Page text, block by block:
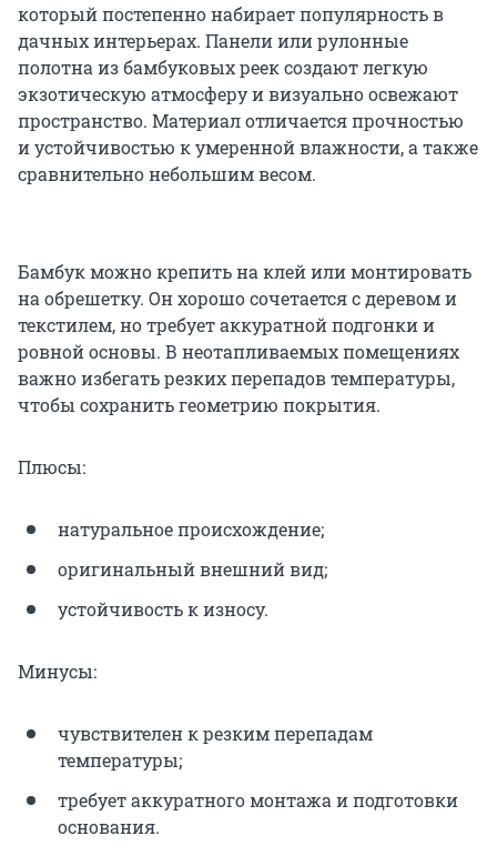
который постепенно набирает популярность в
дачных интерьерах. Панели или рулонные
полотна из бамбуковых реек создают легкую
экзотическую атмосферу и визуально освежают
пространство. Материал отличается прочностью
и устойчивостью к умеренной влажности, а также
сравнительно небольшим весом.
Бамбук можно крепить на клей или монтировать
на обрешетку. Он хорошо сочетается с деревом и
текстилем, но требует аккуратной подгонки и
ровной основы. В неотапливаемых помещениях
важно избегать резких перепадов температуры,
чтобы сохранить геометрию покрытия.
Плюсы:
натуральное происхождение;
оригинальный внешний вид;
устойчивость к износу.
Минусы:
чувствителен к резким перепадам
температуры;
требует аккуратного монтажа и подготовки
основания.